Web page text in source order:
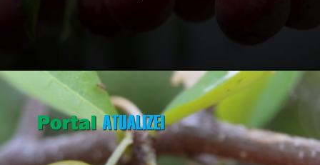
Opening